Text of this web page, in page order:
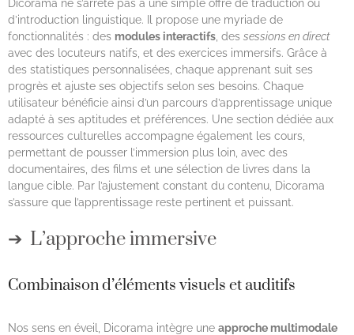
Dicorama ne s’arrête pas à une simple offre de traduction ou
d’introduction linguistique. Il propose une myriade de
fonctionnalités : des modules interactifs , des sessions en direct
avec des locuteurs natifs, et des exercices immersifs. Grâce à
des statistiques personnalisées, chaque apprenant suit ses
progrès et ajuste ses objectifs selon ses besoins. Chaque
utilisateur bénéficie ainsi d’un parcours d’apprentissage unique
adapté à ses aptitudes et préférences. Une section dédiée aux
ressources culturelles accompagne également les cours,
permettant de pousser l’immersion plus loin, avec des
documentaires, des films et une sélection de livres dans la
langue cible. Par l’ajustement constant du contenu, Dicorama
s’assure que l’apprentissage reste pertinent et puissant.
L’approche immersive
Combinaison d’éléments visuels et auditifs
Nos sens en éveil, Dicorama intègre une approche multimodale